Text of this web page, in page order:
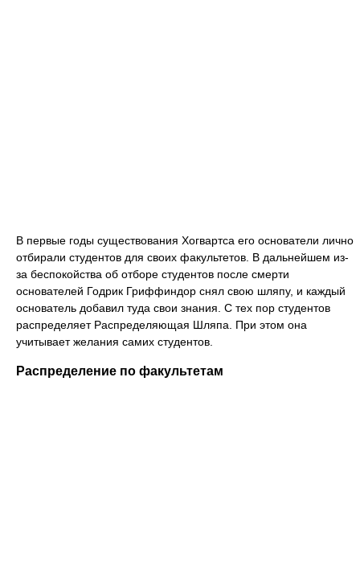
В первые годы существования Хогвартса его основатели лично
отбирали студентов для своих факультетов. В дальнейшем из-
за беспокойства об отборе студентов после смерти
основателей Годрик Гриффиндор снял свою шляпу, и каждый
основатель добавил туда свои знания. С тех пор студентов
распределяет Распределяющая Шляпа. При этом она
учитывает желания самих студентов.
Распределение по факультетам